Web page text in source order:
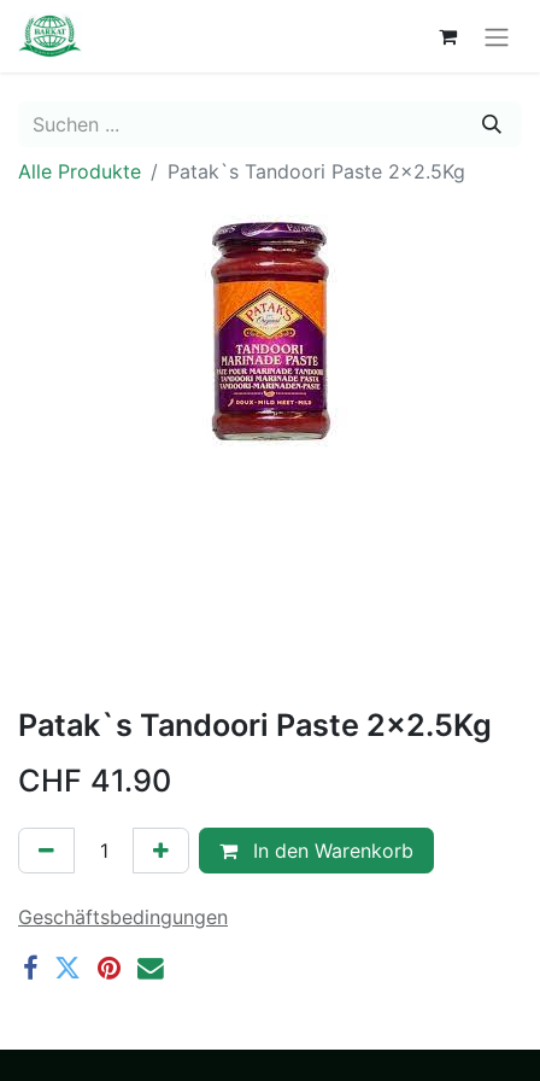
Alle Produkte Patak`s Tandoori Paste 2x2.5Kg
Patak`s Tandoori Paste 2x2.5Kg
CHF 41.90
In den Warenkorb
Geschäftsbedingungen